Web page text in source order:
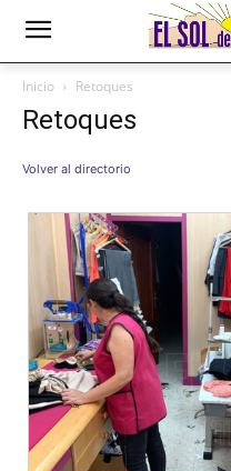
Inicio Retoques
Retoques
Volver al directorio